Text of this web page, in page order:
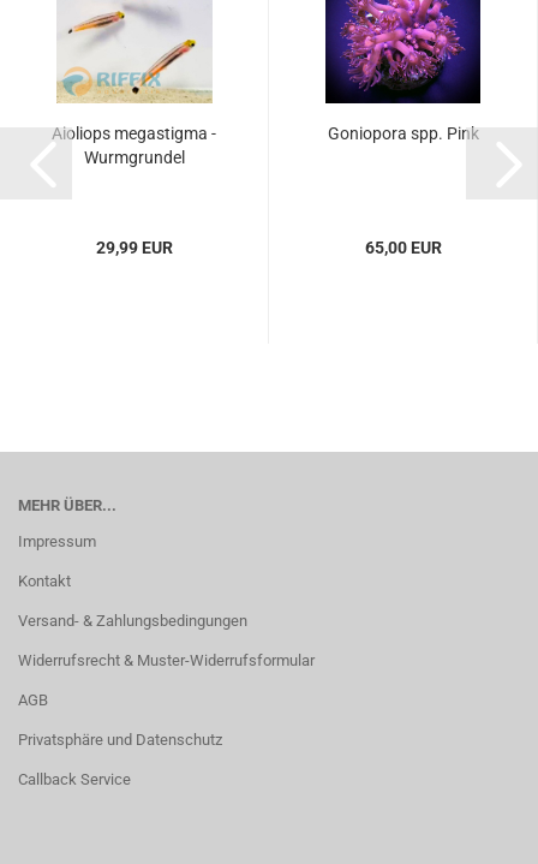
Aioliops megastigma -
Wurmgrundel
29,99 EUR
Goniopora spp. Pink
65,00 EUR
MEHR ÜBER...
Impressum
Kontakt
Versand- & Zahlungsbedingungen
Widerrufsrecht & Muster-Widerrufsformular
AGB
Privatsphäre und Datenschutz
Callback Service